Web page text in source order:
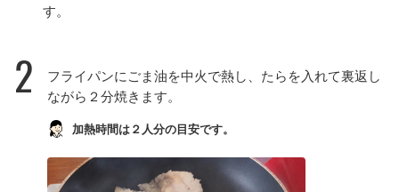
す。
2
フライパンにごま油を中火で熱し、たらを入れて裏返し
ながら２分焼きます。
加熱時間は２人分の目安です。